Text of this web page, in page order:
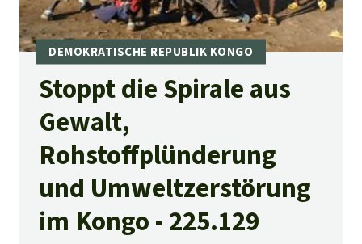
Stoppt die Spirale aus
Gewalt,
Rohstoffplünderung
und Umweltzerstörung
im Kongo - 225.129